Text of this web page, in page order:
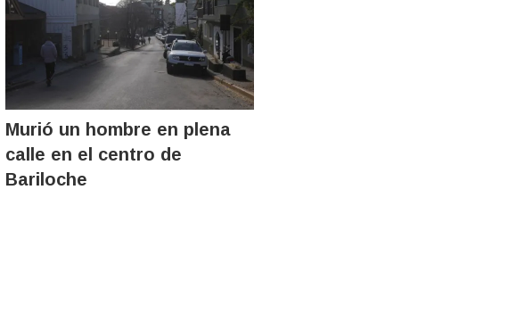
Murió un hombre en plena
calle en el centro de
Bariloche